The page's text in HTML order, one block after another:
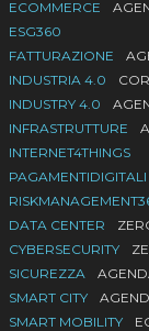
ECOMMERCE
ESG360
FATTURAZIONE
INDUSTRIA 4.0
INDUSTRY 4.0
INFRASTRUTTURE
INTERNET4THINGS
PAGAMENTIDIGITALI
DATA CENTER
CYBERSECURITY
SICUREZZA
SMART CITY
SMART MOBILITY